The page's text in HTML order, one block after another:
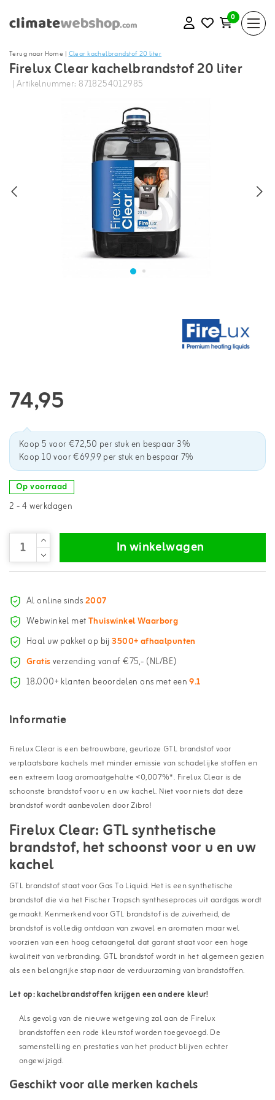
0
Terug naar Home |Clear kachelbrandstof 20 liter
Firelux Clear kachelbrandstof 20 liter
| Artikelnummer: 8718254012985
74,95
Koop 5 voor €72,50 per stuk en bespaar 3%
Koop 10 voor €69,99 per stuk en bespaar 7%
Op voorraad
2 - 4 werkdagen
In winkelwagen
Al online sinds2007
Webwinkel metThuiswinkel Waarborg
Haal uw pakket op bij3500+ afhaalpunten
Gratisverzending vanaf €75,- (NL/BE)
18.000+ klanten beoordelen ons met een9.1
Informatie
Firelux Clear is een betrouwbare, geurloze GTL brandstof voor
verplaatsbare kachels met minder emissie van schadelijke stoffen en
een extreem laag aromaatgehalte <0,007%*. Firelux Clear is de
schoonste brandstof voor u en uw kachel. Niet voor niets dat deze
brandstof wordt aanbevolen door Zibro!
Firelux Clear: GTL synthetische
brandstof, het schoonst voor u en uw
kachel
GTL brandstof staat voor Gas To Liquid. Het is een synthetische
brandstof die via het Fischer Tropsch syntheseproces uit aardgas wordt
gemaakt. Kenmerkend voor GTL brandstof is de zuiverheid, de
brandstof is volledig ontdaan van zwavel en aromaten maar wel
voorzien van een hoog cetaangetal dat garant staat voor een hoge
kwaliteit van verbranding. GTL brandstof wordt in het algemeen gezien
als een belangrijke stap naar de verduurzaming van brandstoffen.
Let op: kachelbrandstoffen krijgen een andere kleur!
Als gevolg van de nieuwe wetgeving zal aan de Firelux
brandstoffen een rode kleurstof worden toegevoegd. De
samenstelling en prestaties van het product blijven echter
ongewijzigd.
Geschikt voor alle merken kachels